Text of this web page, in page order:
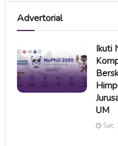
Advertorial
Ikuti
UM
Sat,